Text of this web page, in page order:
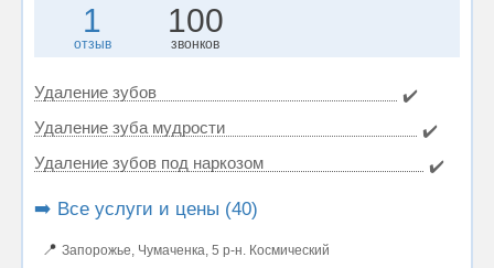
1
отзыв
100
звонков
Удаление зубов
✔️
Удаление зуба мудрости
✔️
Удаление зубов под наркозом
✔️
➡️ Все услуги и цены (40)
📍 Запорожье, Чумаченкa, 5 р-н. Космический